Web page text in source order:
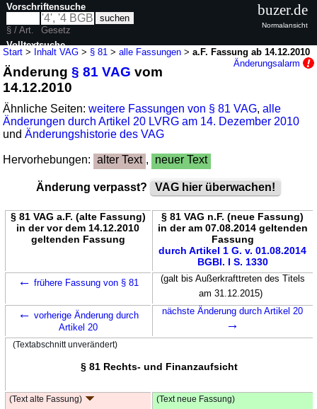
Start > Inhalt VAG > § 81 >alle Fassungen >a.F. Fassung ab 14.12.2010
Änderungsalarm
Änderung§ 81 VAG vom
14.12.2010
Ähnliche Seiten:weitere Fassungen von § 81 VAG,alle
Änderungen durch Artikel 20 LVRG am 14. Dezember 2010
undÄnderungshistorie des VAG
Hervorhebungen: alter Text , neuer Text
Änderung verpasst? VAG hier überwachen!
§ 81 VAG a.F. (alte Fassung)
in der vor dem 14.12.2010
geltenden Fassung
§ 81 VAG n.F. (neue Fassung)
in der am 07.08.2014 geltenden
Fassung
durch Artikel 1 G. v. 01.08.2014
BGBl. I S. 1330
← frühere Fassung von § 81
(galt bis Außerkrafttreten des Titels
am 31.12.2015)
← vorherige Änderung durch
Artikel 20
nächste Änderung durch Artikel 20
→
(Textabschnitt unverändert)
§ 81 Rechts- und Finanzaufsicht
(Text alte Fassung) (Text neue Fassung)
Vorschriftensuche
§ / Art.
Gesetz
Volltextsuche
nur in VAG
buzer.de
Normalansicht